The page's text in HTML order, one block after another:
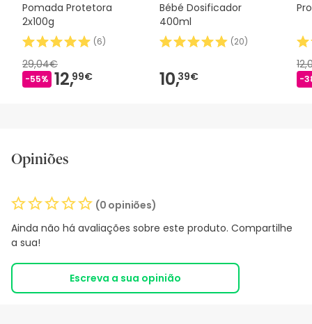
Pomada Protetora
2x100g
(6)
29,04€
-55% 12,99€
Bébé Dosificador
400ml
(20)
10,39€ -
Opiniões
(0 opiniões)
Ainda não há avaliações sobre este produto. Compartilhe
a sua!
Escreva a sua opinião